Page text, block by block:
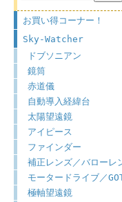
お買い得コーナー！
Sky-Watcher
ドブソニアン
鏡筒
赤道儀
自動導入経緯台
太陽望遠鏡
アイピース
ファインダー
補正レンズ／バローレ
モータードライブ／
極軸望遠鏡